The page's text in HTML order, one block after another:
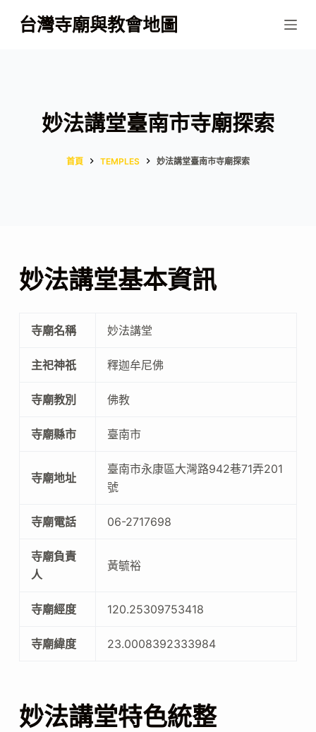
跳
至
台灣寺廟與教會地圖
妙法講堂臺南市寺廟探索
首頁 TEMPLES 妙法講堂臺南市寺廟探索
妙法講堂基本資訊
寺廟名稱 妙法講堂
主祀神祇 釋迦牟尼佛
寺廟教別 佛教
寺廟縣市 臺南市
寺廟地址
臺南市永康區大灣路942巷71弄201
號
寺廟電話 06-2717698
寺廟負責
人
黃毓裕
寺廟經度 120.25309753418
寺廟緯度 23.0008392333984
妙法講堂特色統整